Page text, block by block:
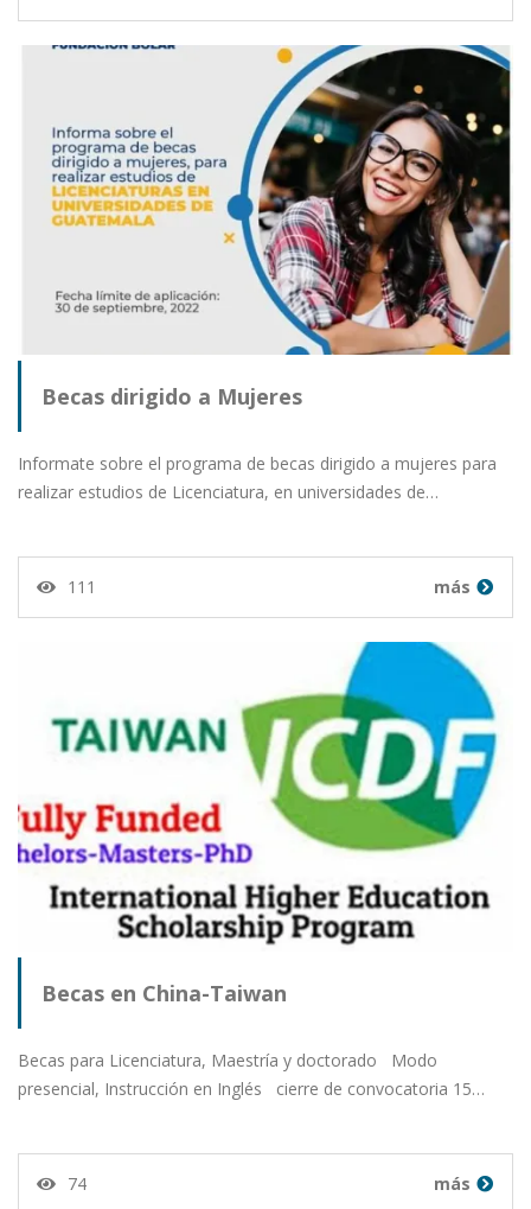
Becas dirigido a Mujeres
Informate sobre el programa de becas dirigido a mujeres para
realizar estudios de Licenciatura, en universidades de…
111 más
Becas en China-Taiwan
Becas para Licenciatura, Maestría y doctorado Modo
presencial, Instrucción en Inglés cierre de convocatoria 15…
74 más